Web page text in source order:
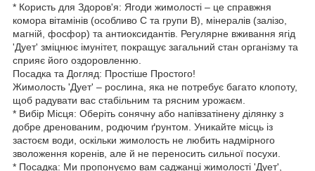
* Користь для Здоров'я: Ягоди жимолості – це справжня
комора вітамінів (особливо С та групи В), мінералів (залізо,
магній, фосфор) та антиоксидантів. Регулярне вживання ягід
'Дует' зміцнює імунітет, покращує загальний стан організму та
сприяє його оздоровленню.
Посадка та Догляд: Простіше Простого!
Жимолость 'Дует' – рослина, яка не потребує багато клопоту,
щоб радувати вас стабільним та рясним урожаєм.
* Вибір Місця: Оберіть сонячну або напівзатінену ділянку з
добре дренованим, родючим ґрунтом. Уникайте місць із
застоєм води, оскільки жимолость не любить надмірного
зволоження коренів, але й не переносить сильної посухи.
* Посадка: Ми пропонуємо вам саджанці жимолості 'Дует',